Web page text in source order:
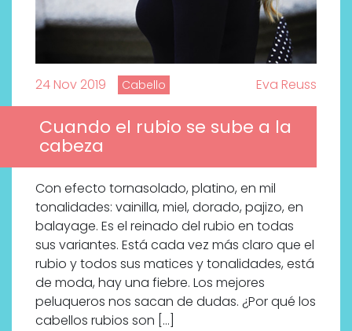
24 Nov 2019 Cabello Eva Reuss
Cuando el rubio se sube a la
cabeza
Con efecto tornasolado, platino, en mil
tonalidades: vainilla, miel, dorado, pajizo, en
balayage. Es el reinado del rubio en todas
sus variantes. Está cada vez más claro que el
rubio y todos sus matices y tonalidades, está
de moda, hay una fiebre. Los mejores
peluqueros nos sacan de dudas. ¿Por qué los
cabellos rubios son […]